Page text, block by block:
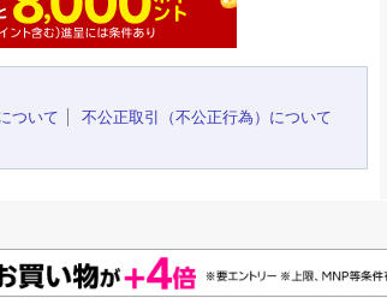
ついて
不公正取引（不公正行為）について